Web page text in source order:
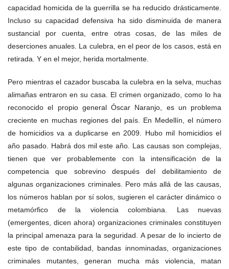
capacidad homicida de la guerrilla se ha reducido drásticamente.
Incluso su capacidad defensiva ha sido disminuida de manera
sustancial por cuenta, entre otras cosas, de las miles de
deserciones anuales. La culebra, en el peor de los casos, está en
retirada. Y en el mejor, herida mortalmente.
Pero mientras el cazador buscaba la culebra en la selva, muchas
alimañas entraron en su casa. El crimen organizado, como lo ha
reconocido el propio general Óscar Naranjo, es un problema
creciente en muchas regiones del país. En Medellín, el número
de homicidios va a duplicarse en 2009. Hubo mil homicidios el
año pasado. Habrá dos mil este año. Las causas son complejas,
tienen que ver probablemente con la intensificación de la
competencia que sobrevino después del debilitamiento de
algunas organizaciones criminales. Pero más allá de las causas,
los números hablan por sí solos, sugieren el carácter dinámico o
metamórfico de la violencia colombiana. Las nuevas
(emergentes, dicen ahora) organizaciones criminales constituyen
la principal amenaza para la seguridad. A pesar de lo incierto de
este tipo de contabilidad, bandas innominadas, organizaciones
criminales mutantes, generan mucha más violencia, matan